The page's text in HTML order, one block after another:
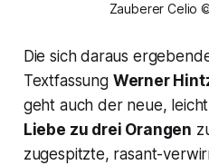
Zauberer Celio
Die sich daraus
Textfassung Werner
geht auch der neue,
Liebe zu drei Orangen
zugespitzte, rasant-